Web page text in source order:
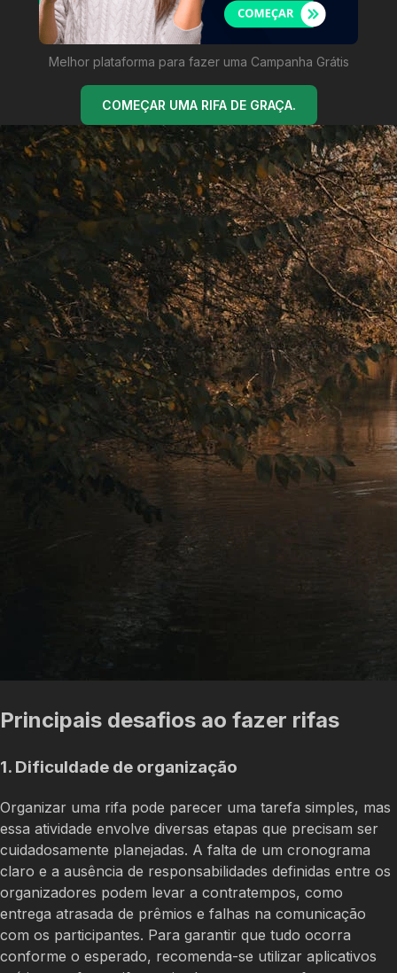
Melhor plataforma para fazer uma Campanha Grátis
COMEÇAR UMA RIFA DE GRAÇA.
Principais desafios ao fazer rifas
1. Dificuldade de organização
Organizar uma rifa pode parecer uma tarefa simples, mas
essa atividade envolve diversas etapas que precisam ser
cuidadosamente planejadas. A falta de um cronograma
claro e a ausência de responsabilidades definidas entre os
organizadores podem levar a contratempos, como
entrega atrasada de prêmios e falhas na comunicação
com os participantes. Para garantir que tudo ocorra
conforme o esperado, recomenda-se utilizar aplicativos